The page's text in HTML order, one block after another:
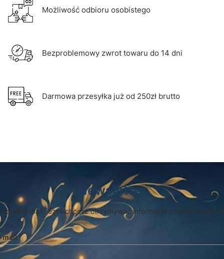
Możliwość odbioru osobistego
Bezproblemowy zwrot towaru do 14 dni
Darmowa przesyłka już od 250zł brutto
Newsletter
adres e-mail, jeżeli chcesz otrzymywać informacje o nowościach i
mail